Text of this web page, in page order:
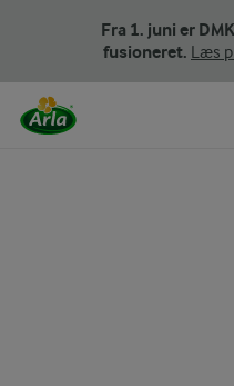
Fra 1. juni er
fusioneret. Læs